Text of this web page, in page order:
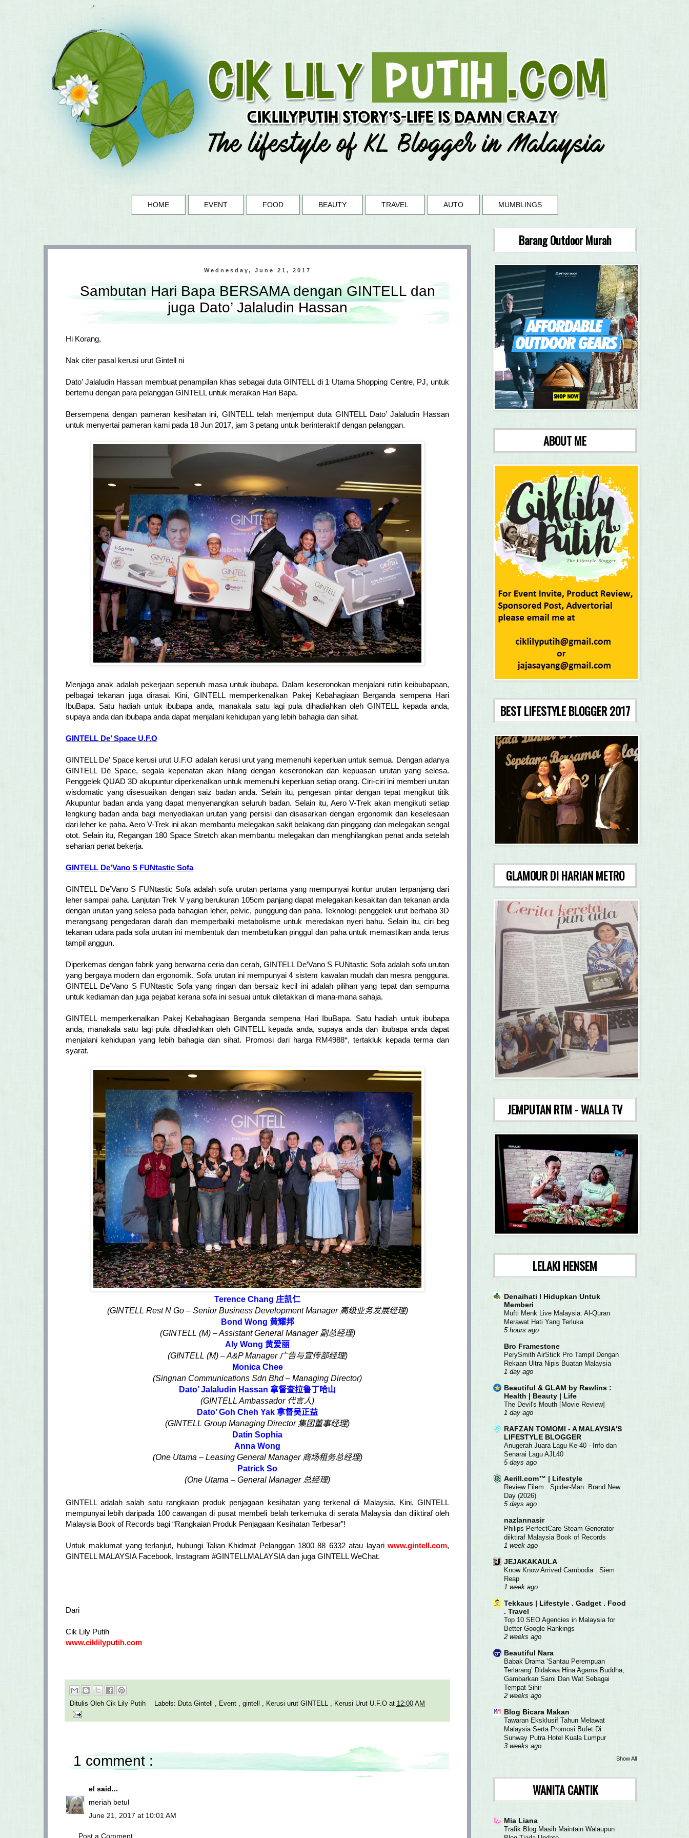
HOME EVENT FOOD BEAUTY TRAVEL AUTO MUMBLINGS
Wednesday, June 21, 2017
Sambutan Hari Bapa BERSAMA dengan GINTELL dan
juga Dato’ Jalaludin Hassan
Hi Korang,
Nak citer pasal kerusi urut Gintell ni
Dato’ Jalaludin Hassan membuat penampilan khas sebagai duta GINTELL di 1 Utama Shopping Centre, PJ, untuk
bertemu dengan para pelanggan GINTELL untuk meraikan Hari Bapa.
Bersempena dengan pameran kesihatan ini, GINTELL telah menjemput duta GINTELL Dato’ Jalaludin Hassan
untuk menyertai pameran kami pada 18 Jun 2017, jam 3 petang untuk berinteraktif dengan pelanggan.
Menjaga anak adalah pekerjaan sepenuh masa untuk ibubapa. Dalam keseronokan menjalani rutin keibubapaan,
pelbagai tekanan juga dirasai. Kini, GINTELL memperkenalkan Pakej Kebahagiaan Berganda sempena Hari
IbuBapa. Satu hadiah untuk ibubapa anda, manakala satu lagi pula dihadiahkan oleh GINTELL kepada anda,
supaya anda dan ibubapa anda dapat menjalani kehidupan yang lebih bahagia dan sihat.
GINTELL De’ Space U.F.O
GINTELL De’ Space kerusi urut U.F.O adalah kerusi urut yang memenuhi keperluan untuk semua. Dengan adanya
GINTELL Dé Space, segala kepenatan akan hilang dengan keseronokan dan kepuasan urutan yang selesa.
Penggelek QUAD 3D akupuntur diperkenalkan untuk memenuhi keperluan setiap orang. Ciri-ciri ini memberi urutan
wisdomatic yang disesuaikan dengan saiz badan anda. Selain itu, pengesan pintar dengan tepat mengikut titik
Akupuntur badan anda yang dapat menyenangkan seluruh badan. Selain itu, Aero V-Trek akan mengikuti setiap
lengkung badan anda bagi menyediakan urutan yang persisi dan disasarkan dengan ergonomik dan keselesaan
dari leher ke paha. Aero V-Trek ini akan membantu melegakan sakit belakang dan pinggang dan melegakan sengal
otot. Selain itu, Regangan 180 Space Stretch akan membantu melegakan dan menghilangkan penat anda setelah
seharian penat bekerja.
GINTELL De’Vano S FUNtastic Sofa
GINTELL De’Vano S FUNtastic Sofa adalah sofa urutan pertama yang mempunyai kontur urutan terpanjang dari
leher sampai paha. Lanjutan Trek V yang berukuran 105cm panjang dapat melegakan kesakitan dan tekanan anda
dengan urutan yang selesa pada bahagian leher, pelvic, punggung dan paha. Teknologi penggelek urut berhaba 3D
merangsang pengedaran darah dan memperbaiki metabolisme untuk meredakan nyeri bahu. Selain itu, ciri beg
tekanan udara pada sofa urutan ini membentuk dan membetulkan pinggul dan paha untuk memastikan anda terus
tampil anggun.
Diperkemas dengan fabrik yang berwarna ceria dan cerah, GINTELL De’Vano S FUNtastic Sofa adalah sofa urutan
yang bergaya modern dan ergonomik. Sofa urutan ini mempunyai 4 sistem kawalan mudah dan mesra pengguna.
GINTELL De’Vano S FUNtastic Sofa yang ringan dan bersaiz kecil ini adalah pilihan yang tepat dan sempurna
untuk kediaman dan juga pejabat kerana sofa ini sesuai untuk diletakkan di mana-mana sahaja.
GINTELL memperkenalkan Pakej Kebahagiaan Berganda sempena Hari IbuBapa. Satu hadiah untuk ibubapa
anda, manakala satu lagi pula dihadiahkan oleh GINTELL kepada anda, supaya anda dan ibubapa anda dapat
menjalani kehidupan yang lebih bahagia dan sihat. Promosi dari harga RM4988*, tertakluk kepada terma dan
syarat.
Terence Chang 庄凯仁
(GINTELL Rest N Go – Senior Business Development Manager 高级业务发展经理)
Bond Wong 黄耀邦
(GINTELL (M) – Assistant General Manager 副总经理)
Aly Wong 黄爱丽
(GINTELL (M) – A&P Manager 广告与宣传部经理)
Monica Chee
(Singnan Communications Sdn Bhd – Managing Director)
Dato’ Jalaludin Hassan 拿督查拉鲁丁哈山
(GINTELL Ambassador 代言人)
Dato’ Goh Cheh Yak 拿督吴正益
(GINTELL Group Managing Director 集团董事经理)
Datin Sophia
Anna Wong
(One Utama – Leasing General Manager 商场租务总经理)
Patrick So
(One Utama – General Manager 总经理)
GINTELL adalah salah satu rangkaian produk penjagaan kesihatan yang terkenal di Malaysia. Kini, GINTELL
mempunyai lebih daripada 100 cawangan di pusat membeli belah terkemuka di serata Malaysia dan diiktiraf oleh
Malaysia Book of Records bagi “Rangkaian Produk Penjagaan Kesihatan Terbesar”!
Untuk maklumat yang terlanjut, hubungi Talian Khidmat Pelanggan 1800 88 6332 atau layari www.gintell.com,
GINTELL MALAYSIA Facebook, Instagram #GINTELLMALAYSIA dan juga GINTELL WeChat.
Dari
Cik Lily Putih
www.ciklilyputih.com
Ditulis Oleh Cik Lily Putih Labels: Duta Gintell , Event , gintell , Kerusi urut GINTELL , Kerusi Urut U.F.O at 12:00 AM
1 comment :
el said...
meriah betul
June 21, 2017 at 10:01 AM
Post a Comment
Barang Outdoor Murah
ABOUT ME
BEST LIFESTYLE BLOGGER 2017
GLAMOUR DI HARIAN METRO
JEMPUTAN RTM - WALLA TV
LELAKI HENSEM
Denaihati l Hidupkan Untuk
Memberi
Mufti Menk Live Malaysia: Al-Quran
Merawat Hati Yang Terluka
5 hours ago
Bro Framestone
PerySmith AirStick Pro Tampil Dengan
Rekaan Ultra Nipis Buatan Malaysia
1 day ago
Beautiful & GLAM by Rawlins :
Health | Beauty | Life
The Devil's Mouth [Movie Review]
1 day ago
RAFZAN TOMOMI - A MALAYSIA'S
LIFESTYLE BLOGGER
Anugerah Juara Lagu Ke-40 - Info dan
Senarai Lagu AJL40
5 days ago
Aerill.com™ | Lifestyle
Review Filem : Spider-Man: Brand New
Day (2026)
5 days ago
nazlannasir
Philips PerfectCare Steam Generator
diiktiraf Malaysia Book of Records
1 week ago
JEJAKAKAULA
Know Know Arrived Cambodia : Siem
Reap
1 week ago
Tekkaus | Lifestyle . Gadget . Food
. Travel
Top 10 SEO Agencies in Malaysia for
Better Google Rankings
2 weeks ago
Beautiful Nara
Babak Drama ‘Santau Perempuan
Terlarang’ Didakwa Hina Agama Buddha,
Gambarkan Sami Dan Wat Sebagai
Tempat Sihir
2 weeks ago
Blog Bicara Makan
Tawaran Eksklusif Tahun Melawat
Malaysia Serta Promosi Bufet Di
Sunway Putra Hotel Kuala Lumpur
3 weeks ago
Show All
WANITA CANTIK
Mia Liana
Trafik Blog Masih Maintain Walaupun